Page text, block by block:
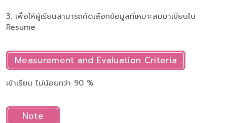
3. เพื่อให้ผู้เรียนสามารถคัดเลือกข้อมูลที่เหมาะสมมาเขียนใน
Resume
Measurement and Evaluation Criteria
เข้าเรียน ไม่น้อยกว่า 90 %
Note